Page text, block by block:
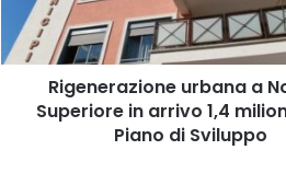
arrivo
1,4
milioni
Rigenerazione urbana a
Superiore in arrivo 1,4
Piano di Sviluppo